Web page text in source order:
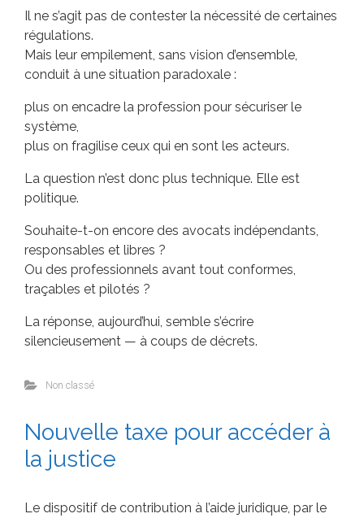
Il ne s’agit pas de contester la nécessité de certaines
régulations.
Mais leur empilement, sans vision d’ensemble,
conduit à une situation paradoxale :
plus on encadre la profession pour sécuriser le
système,
plus on fragilise ceux qui en sont les acteurs.
La question n’est donc plus technique. Elle est
politique.
Souhaite-t-on encore des avocats indépendants,
responsables et libres ?
Ou des professionnels avant tout conformes,
traçables et pilotés ?
La réponse, aujourd’hui, semble s’écrire
silencieusement — à coups de décrets.
Non classé
Nouvelle taxe pour accéder à
la justice
Le dispositif de contribution à l’aide juridique, par le